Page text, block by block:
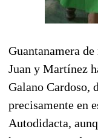
Guantanamera
Juan y Martínez
Galano Cardoso,
precisamente en
Autodidacta,